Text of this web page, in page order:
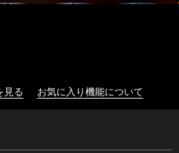
見る お気に入り機能について